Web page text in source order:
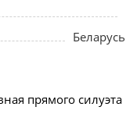
Беларусь
прямого силуэта